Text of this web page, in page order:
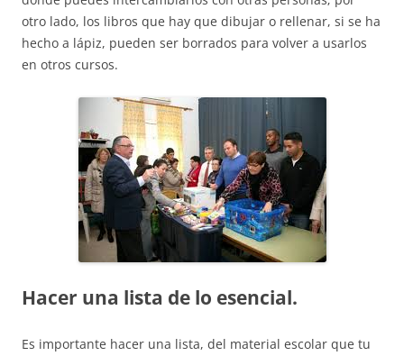
otro lado, los libros que hay que dibujar o rellenar, si se ha
hecho a lápiz, pueden ser borrados para volver a usarlos
en otros cursos.
Hacer una lista de lo esencial.
Es importante hacer una lista, del material escolar que tu